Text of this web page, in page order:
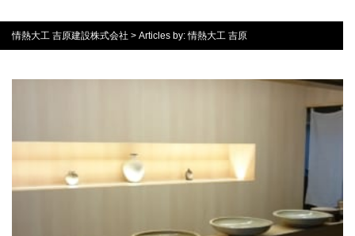
情熱大工 吉原建設株式会社 > Articles by: 情熱大工 吉原